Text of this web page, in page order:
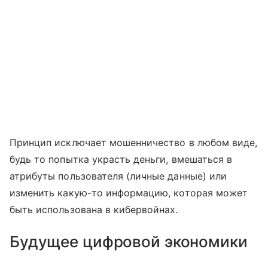
Принцип исключает мошенничество в любом виде,
будь то попытка украсть деньги, вмешаться в
атрибуты пользователя (личные данные) или
изменить какую-то информацию, которая может
быть использована в кибервойнах.
Будущее цифровой экономики